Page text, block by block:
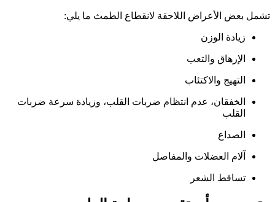
تشمل بعض الأعراض اللاحقة لانقطاع الطمث ما يلي:
زيادة الوزن
الإرهاق والتعب
التهيج والاكتئاب
الخفقان، عدم انتظام ضربات القلب، وزيادة سرعة ضربات
القلب
الصداع
آلام العضلات والمفاصل
تساقط الشعر